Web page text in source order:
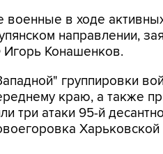
военные в ходе
направлении,
Конашенков.
группировки
краю, а также
три атаки 95-й
Харьковской